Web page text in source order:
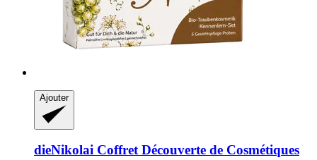
Ajouter
dieNikolai Coffret Découverte de Cosmétiques